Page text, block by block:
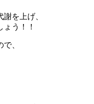
を上げ、
う！！
、